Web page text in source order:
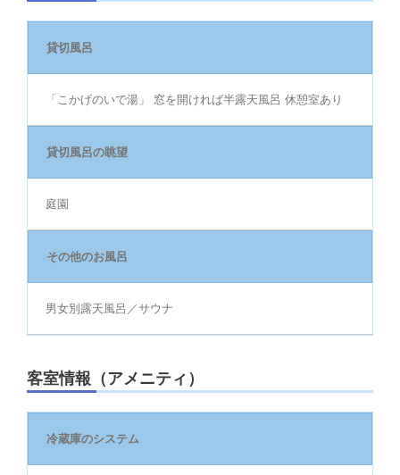
貸切風呂
「こかげのいで湯」 窓を開ければ半露天風呂 休憩室あり
貸切風呂の眺望
庭園
その他のお風呂
男女別露天風呂／サウナ
客室情報（アメニティ）
冷蔵庫のシステム